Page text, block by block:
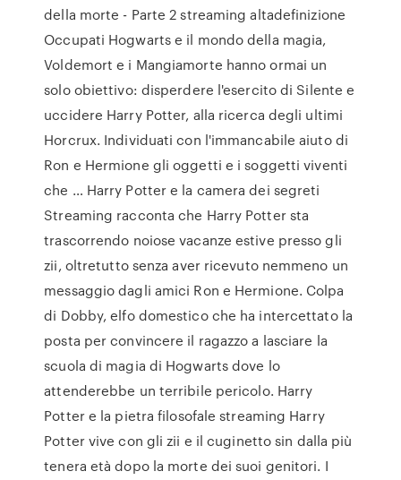
della morte - Parte 2 streaming altadefinizione
Occupati Hogwarts e il mondo della magia,
Voldemort e i Mangiamorte hanno ormai un
solo obiettivo: disperdere l'esercito di Silente e
uccidere Harry Potter, alla ricerca degli ultimi
Horcrux. Individuati con l'immancabile aiuto di
Ron e Hermione gli oggetti e i soggetti viventi
che … Harry Potter e la camera dei segreti
Streaming racconta che Harry Potter sta
trascorrendo noiose vacanze estive presso gli
zii, oltretutto senza aver ricevuto nemmeno un
messaggio dagli amici Ron e Hermione. Colpa
di Dobby, elfo domestico che ha intercettato la
posta per convincere il ragazzo a lasciare la
scuola di magia di Hogwarts dove lo
attenderebbe un terribile pericolo. Harry
Potter e la pietra filosofale streaming Harry
Potter vive con gli zii e il cuginetto sin dalla più
tenera età dopo la morte dei suoi genitori. I